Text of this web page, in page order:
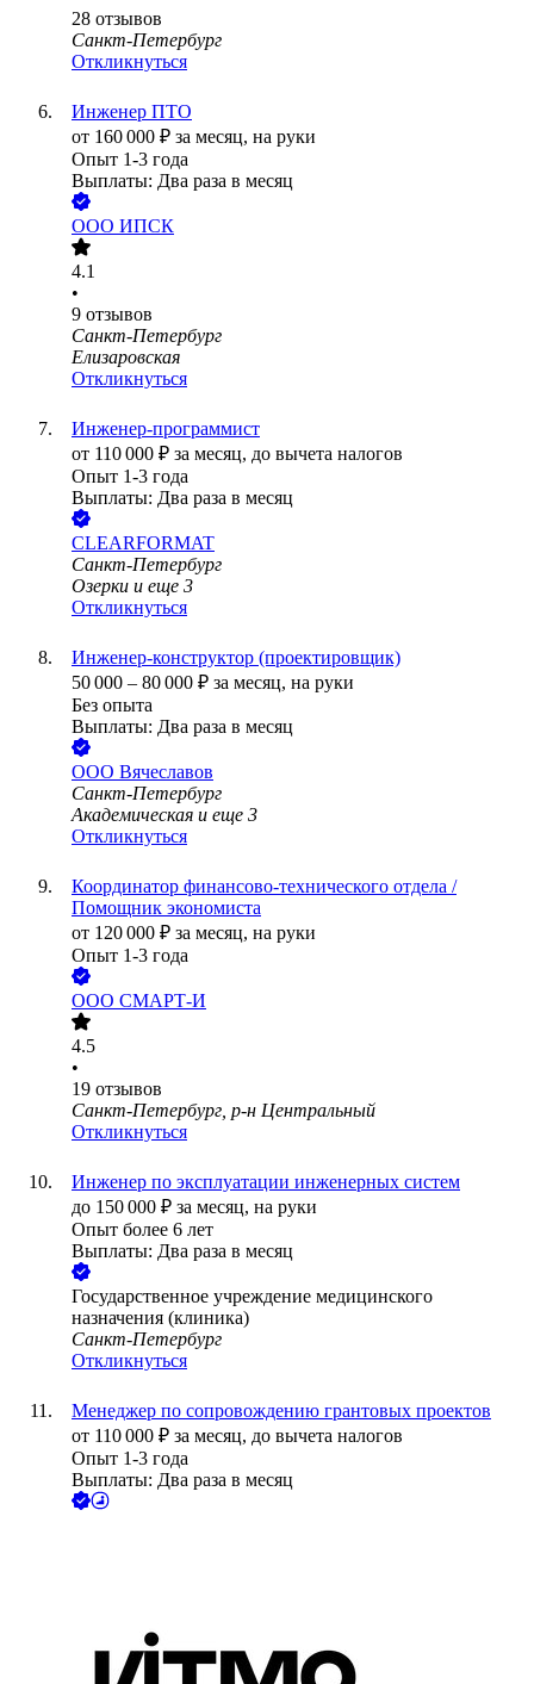
28 отзывов
Санкт-Петербург
Откликнуться
Инженер ПТО
от 160 000 ₽ за месяц, на руки
Опыт 1-3 года
Выплаты: Два раза в месяц
ООО ИПСК
4.1
•
9 отзывов
Санкт-Петербург
Елизаровская
Откликнуться
Инженер-программист
от 110 000 ₽ за месяц, до вычета налогов
Опыт 1-3 года
Выплаты: Два раза в месяц
CLEARFORMAT
Санкт-Петербург
Озерки и еще 3
Откликнуться
Инженер-конструктор (проектировщик)
50 000 – 80 000 ₽ за месяц, на руки
Без опыта
Выплаты: Два раза в месяц
ООО Вячеславов
Санкт-Петербург
Академическая и еще 3
Откликнуться
Координатор финансово-технического отдела /
Помощник экономиста
от 120 000 ₽ за месяц, на руки
Опыт 1-3 года
ООО СМАРТ-И
4.5
•
19 отзывов
Санкт-Петербург, р-н Центральный
Откликнуться
Инженер по эксплуатации инженерных систем
до 150 000 ₽ за месяц, на руки
Опыт более 6 лет
Выплаты: Два раза в месяц
Государственное учреждение медицинского
назначения (клиника)
Санкт-Петербург
Откликнуться
Менеджер по сопровождению грантовых проектов
от 110 000 ₽ за месяц, до вычета налогов
Опыт 1-3 года
Выплаты: Два раза в месяц